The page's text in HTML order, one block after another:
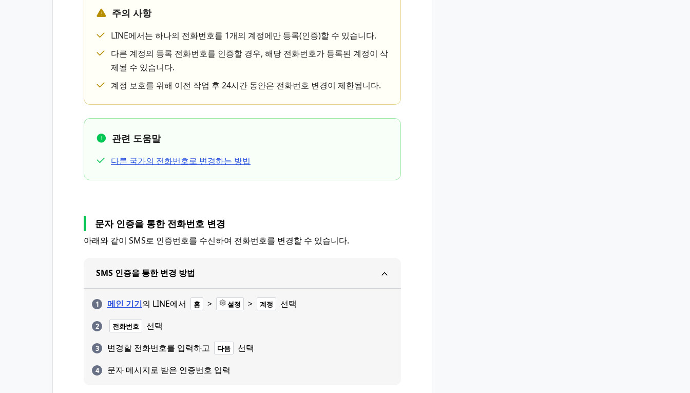
주의 사항
LINE에서는 하나의 전화번호를 1개의 계정에만 등록(인증)할 수 있습니다.
다른 계정의 등록 전화번호를 인증할 경우, 해당 전화번호가 등록된 계정이 삭
제될 수 있습니다.
계정 보호를 위해 이전 작업 후 24시간 동안은 전화번호 변경이 제한됩니다.
관련 도움말
다른 국가의 전화번호로 변경하는 방법
문자 인증을 통한 전화번호 변경
아래와 같이 SMS로 인증번호를 수신하여 전화번호를 변경할 수 있습니다.
SMS 인증을 통한 변경 방법
메인 기기의 LINE에서 홈 > 설정 > 계정 선택
전화번호
선택
변경할 전화번호를 입력하고
다음
선택
문자 메시지로 받은 인증번호 입력